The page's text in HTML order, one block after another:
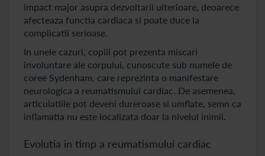
impact major asupra dezvoltarii ulterioare, deoarece
afecteaza functia cardiaca si poate duce la
complicatii serioase.
In unele cazuri, copiii pot prezenta miscari
involuntare ale corpului, cunoscute sub numele de
coree Sydenham, care reprezinta o manifestare
neurologica a reumatismului cardiac. De asemenea,
articulatiile pot deveni dureroase si umflate, semn ca
inflamatia nu este localizata doar la nivelul inimii.
Evolutia in timp a reumatismului cardiac